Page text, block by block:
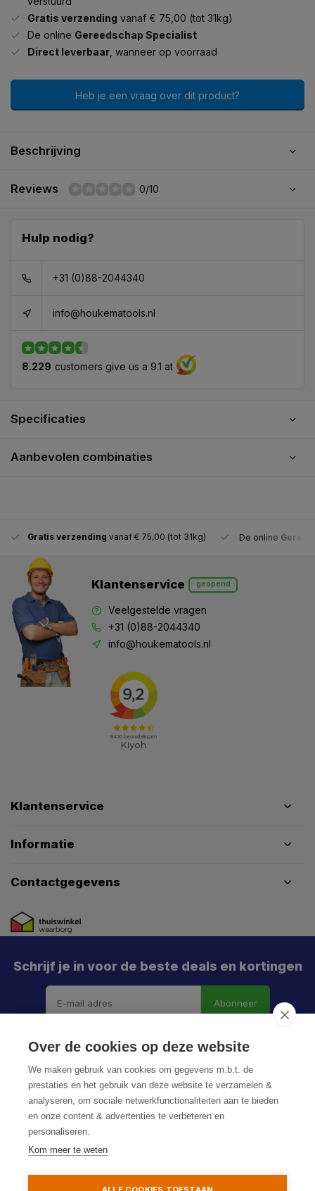
Gratis verzending vanaf € 75,00 (tot 31kg)
De online Gereedschap Specialist
Direct leverbaar , wanneer op voorraad
Heb je een vraag over dit product?
Beschrijving
Reviews 0/10
Hulp nodig?
+31 (0)88-2044340
info@houkematools.nl
8.229 customers give us a 9.1 at
Specificaties
Aanbevolen combinaties
Gratis verzending vanaf € 75,00 (tot 31kg) De online
Klantenservice geopend
Veelgestelde vragen
+31 (0)88-2044340
info@houkematools.nl
Klantenservice
Informatie
Contactgegevens
Schrijf je in voor de beste deals en kortingen
Abonneer
Privacy Policy
Over de cookies op deze website
We maken gebruik van cookies om gegevens m.b.t. de
prestaties en het gebruik van deze website te verzamelen &
analyseren, om sociale netwerkfunctionaliteiten aan te bieden
en onze content & advertenties te verbeteren en
personaliseren.
Kom meer te weten
Meld je aan en mis geen enkele actie, aanbieding
of nieuwe deal meer. Én je krijgt direct €5 korting!